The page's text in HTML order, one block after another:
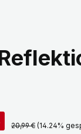
Regulärer Preis:
20,99 € (14.24%